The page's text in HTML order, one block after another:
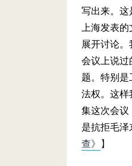
写出来。这
上海发表
展开讨论
会议上说过
题。特别是
法权。这样
集这次会议
是抗拒毛
查》
】